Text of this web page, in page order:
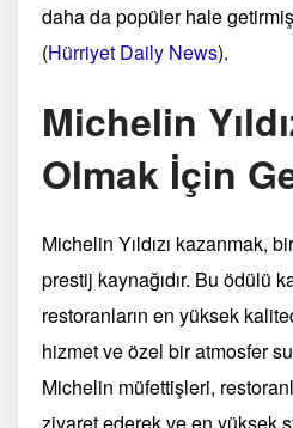
daha da popüler hale
(Hürriyet Daily News)​.
Michelin
Olmak İçin
Michelin Yıldızı kazanmak,
prestij kaynağıdır. Bu ödülü
restoranların en yüksek
hizmet ve özel bir atmosfer
Michelin müfettişleri,
ziyaret ederek ve en yüksek